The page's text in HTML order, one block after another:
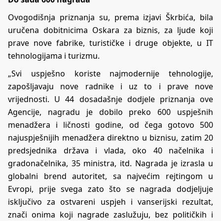
Ovogodišnja priznanja su, prema izjavi Škrbića, bila
uručena dobitnicima Oskara za biznis, za ljude koji
prave nove fabrike, turističke i druge objekte, u IT
tehnologijama i turizmu.
„Svi uspješno koriste najmodernije tehnologije,
zapošljavaju nove radnike i uz to i prave nove
vrijednosti. U 44 dosadašnje dodjele priznanja ove
Agencije, nagradu je dobilo preko 600 uspješnih
menadžera i ličnosti godine, od čega gotovo 500
najuspješnijih menadžera direktno u biznisu, zatim 20
predsjednika država i vlada, oko 40 načelnika i
gradonačelnika, 35 ministra, itd. Nagrada je izrasla u
globalni brend autoritet, sa najvećim rejtingom u
Evropi, prije svega zato što se nagrada dodjeljuje
isključivo za ostvareni uspjeh i vanserijski rezultat,
znači onima koji nagrade zaslužuju, bez političkih i